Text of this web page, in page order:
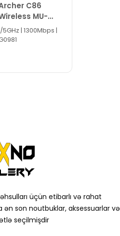
C86
MU-
Router
5GHz | 1300Mbps |
üçün etibarlı və rahat
ən son noutbuklar, aksessuarlar və
seçilmişdir